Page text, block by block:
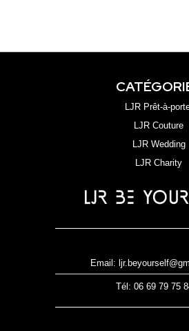
LJR Prêt-à-
LJR Couture
LJR Wedding
LJR Charity
Email:
Tél: 06 69 79 75